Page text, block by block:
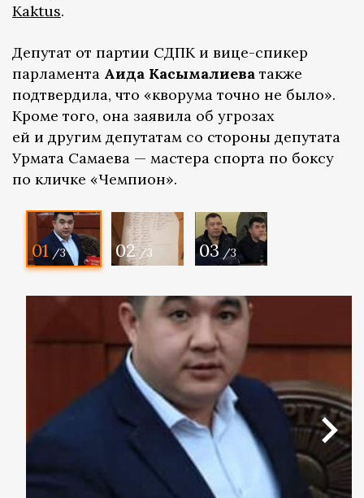
Kaktus.
Депутат от партии СДПК и вице-спикер
парламента Аида Касымалиева также
подтвердила, что «кворума точно не было».
Кроме того, она заявила об угрозах
ей и другим депутатам со стороны депутата
Урмата Самаева — мастера спорта по боксу
по кличке «Чемпион».
01 /3 02 /3 03 /3